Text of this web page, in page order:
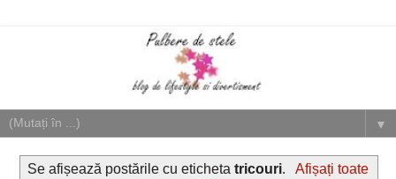
▼
Se afișează postările cu etichetatricouri.
Afișați toate